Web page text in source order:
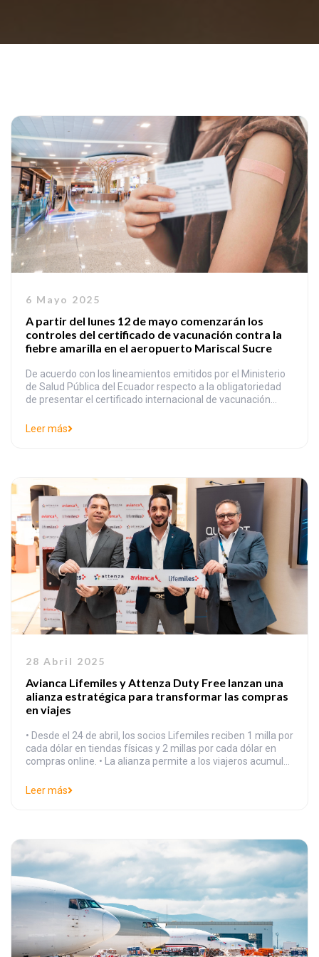
6 Mayo 2025
A partir del lunes 12 de mayo comenzarán los
controles del certificado de vacunación contra la
fiebre amarilla en el aeropuerto Mariscal Sucre
De acuerdo con los lineamientos emitidos por el Ministerio
de Salud Pública del Ecuador respecto a la obligatoriedad
de presentar el certificado internacional de vacunación
Colombia, Perú, Bolivia y Brasil que ingresen al territorio
Leer más
28 Abril 2025
Avianca Lifemiles y Attenza Duty Free lanzan una
alianza estratégica para transformar las compras
en viajes
• Desde el 24 de abril, los socios Lifemiles reciben 1 milla por
cada dólar en tiendas físicas y 2 millas por cada dólar en
compras online. • La alianza permite a los viajeros acumular
Attenza Duty Free en el Aeropuerto Internacional de Quito.
Leer más